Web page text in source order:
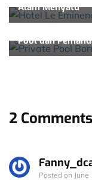
Alam Menyatu
Review Hotel
Pool dan
2 Comments
Posted on